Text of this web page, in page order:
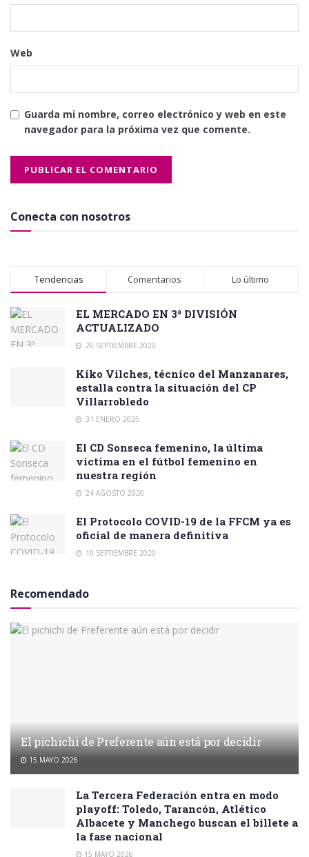
Web
Guarda mi nombre, correo electrónico y web en este
navegador para la próxima vez que comente.
Conecta con nosotros
Tendencias Comentarios Lo último
EL MERCADO EN 3ª DIVISIÓN
ACTUALIZADO
26 SEPTIEMBRE 2020
Kiko Vilches, técnico del Manzanares,
estalla contra la situación del CP
Villarrobledo
31 ENERO 2025
El CD Sonseca femenino, la última
victima en el fútbol femenino en
nuestra región
24 AGOSTO 2020
El Protocolo COVID-19 de la FFCM ya es
oficial de manera definitiva
10 SEPTIEMBRE 2020
Recomendado
El pichichi de Preferente aún está por decidir
15 MAYO 2026
La Tercera Federación entra en modo
playoff: Toledo, Tarancón, Atlético
Albacete y Manchego buscan el billete a
la fase nacional
15 MAYO 2026